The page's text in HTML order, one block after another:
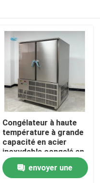
Congélateur à haute
température à grande
capacité en acier
inoxydable congelé en
cas de congélation
d'urgence
commerciale Poids
envoyer une